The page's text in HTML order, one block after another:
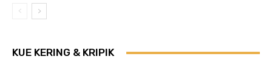
KUE KERING & KRIPIK